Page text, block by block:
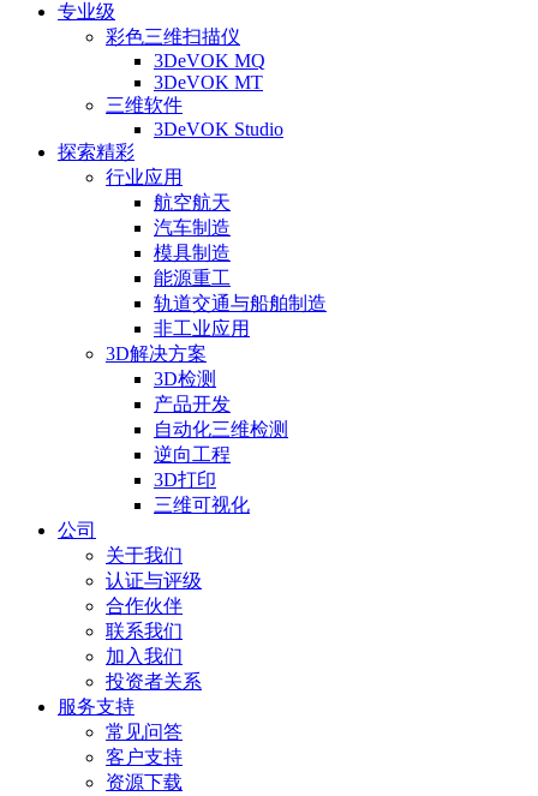
专业级
彩色三维扫描仪
3DeVOK MQ
3DeVOK MT
三维软件
3DeVOK Studio
探索精彩
行业应用
航空航天
汽车制造
模具制造
能源重工
轨道交通与船舶制造
非工业应用
3D解决方案
3D检测
产品开发
自动化三维检测
逆向工程
3D打印
三维可视化
公司
关于我们
认证与评级
合作伙伴
联系我们
加入我们
投资者关系
服务支持
常见问答
客户支持
资源下载